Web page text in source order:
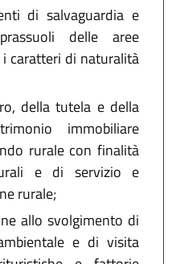
di salvaguardia e
delle aree
caratteri di naturalità
della tutela e della
immobiliare
rurale con finalità
e di servizio e
rurale;
allo svolgimento di
e di visita